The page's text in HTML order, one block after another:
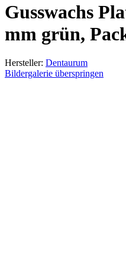
Gusswachs
mm grün,
Hersteller: Dentaurum
Bildergalerie überspringen